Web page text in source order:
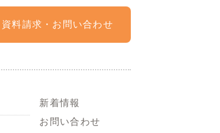
資料請求・お問い合わせ
新着情報
お問い合わせ